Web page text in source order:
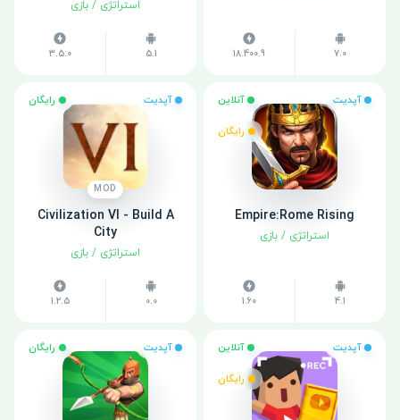
7.0
18.400.9
استراتژی / بازی
5.1
3.5.0
آپدیت آنلاین
رایگان
Empire:Rome Rising
استراتژی / بازی
4.1
1.60
آپدیت رایگان
MOD
Civilization VI - Build A
City
استراتژی / بازی
0.0
1.2.5
آپدیت آنلاین
رایگان
آپدیت رایگان